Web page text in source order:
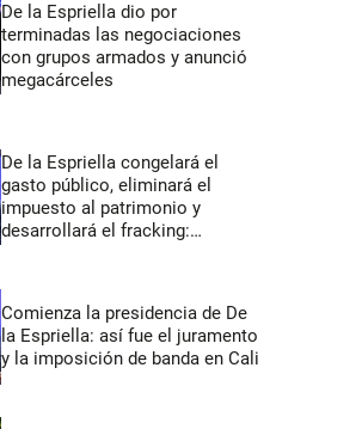
De la Espriella dio por
terminadas las negociaciones
con grupos armados y anunció
megacárceles
De la Espriella congelará el
gasto público, eliminará el
impuesto al patrimonio y
desarrollará el fracking:
Comienza la presidencia de De
la Espriella: así fue el juramento
y la imposición de banda en Cali